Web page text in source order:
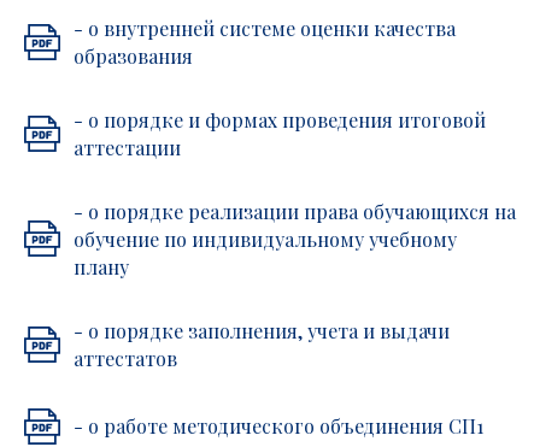
- о внутренней системе оценки качества
образования
- о порядке и формах проведения итоговой
аттестации
- о порядке реализации права обучающихся на
обучение по индивидуальному учебному
плану
- о порядке заполнения, учета и выдачи
аттестатов
- о работе методического объединения СП1